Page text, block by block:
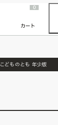
0
カート
こどものとも 年少版